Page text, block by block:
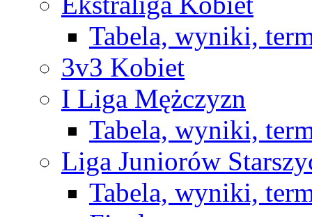
Tabela, wyniki,
3v3 Kobiet
I Liga Mężczyzn
Tabela, wyniki,
Liga Juniorów
Tabela, wyniki,